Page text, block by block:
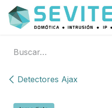
Ir al contenido
Detectores Ajax